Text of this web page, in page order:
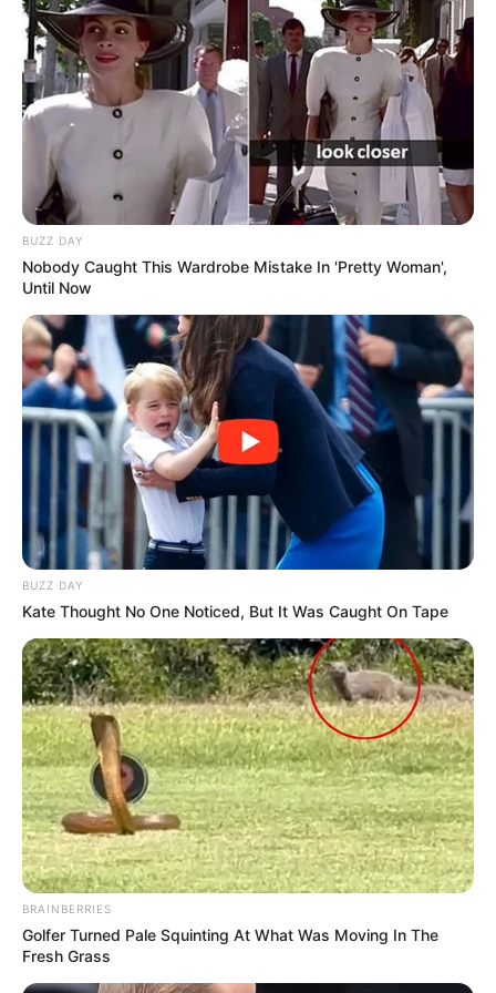
BUZZ DAY
Nobody Caught This Wardrobe Mistake In 'Pretty Woman',
Until Now
BUZZ DAY
Kate Thought No One Noticed, But It Was Caught On Tape
BRAINBERRIES
Golfer Turned Pale Squinting At What Was Moving In The
Fresh Grass